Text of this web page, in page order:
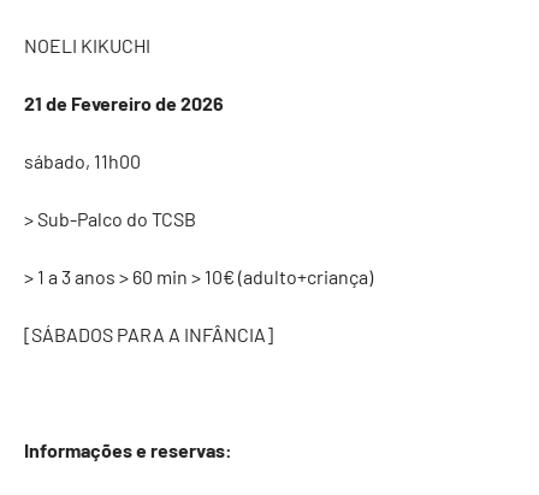
NOELI KIKUCHI
21 de Fevereiro de 2026
sábado, 11h00
> Sub-Palco do TCSB
> 1 a 3 anos > 60 min > 10€ (adulto+criança)
[SÁBADOS PARA A INFÂNCIA]
Informações e reservas: